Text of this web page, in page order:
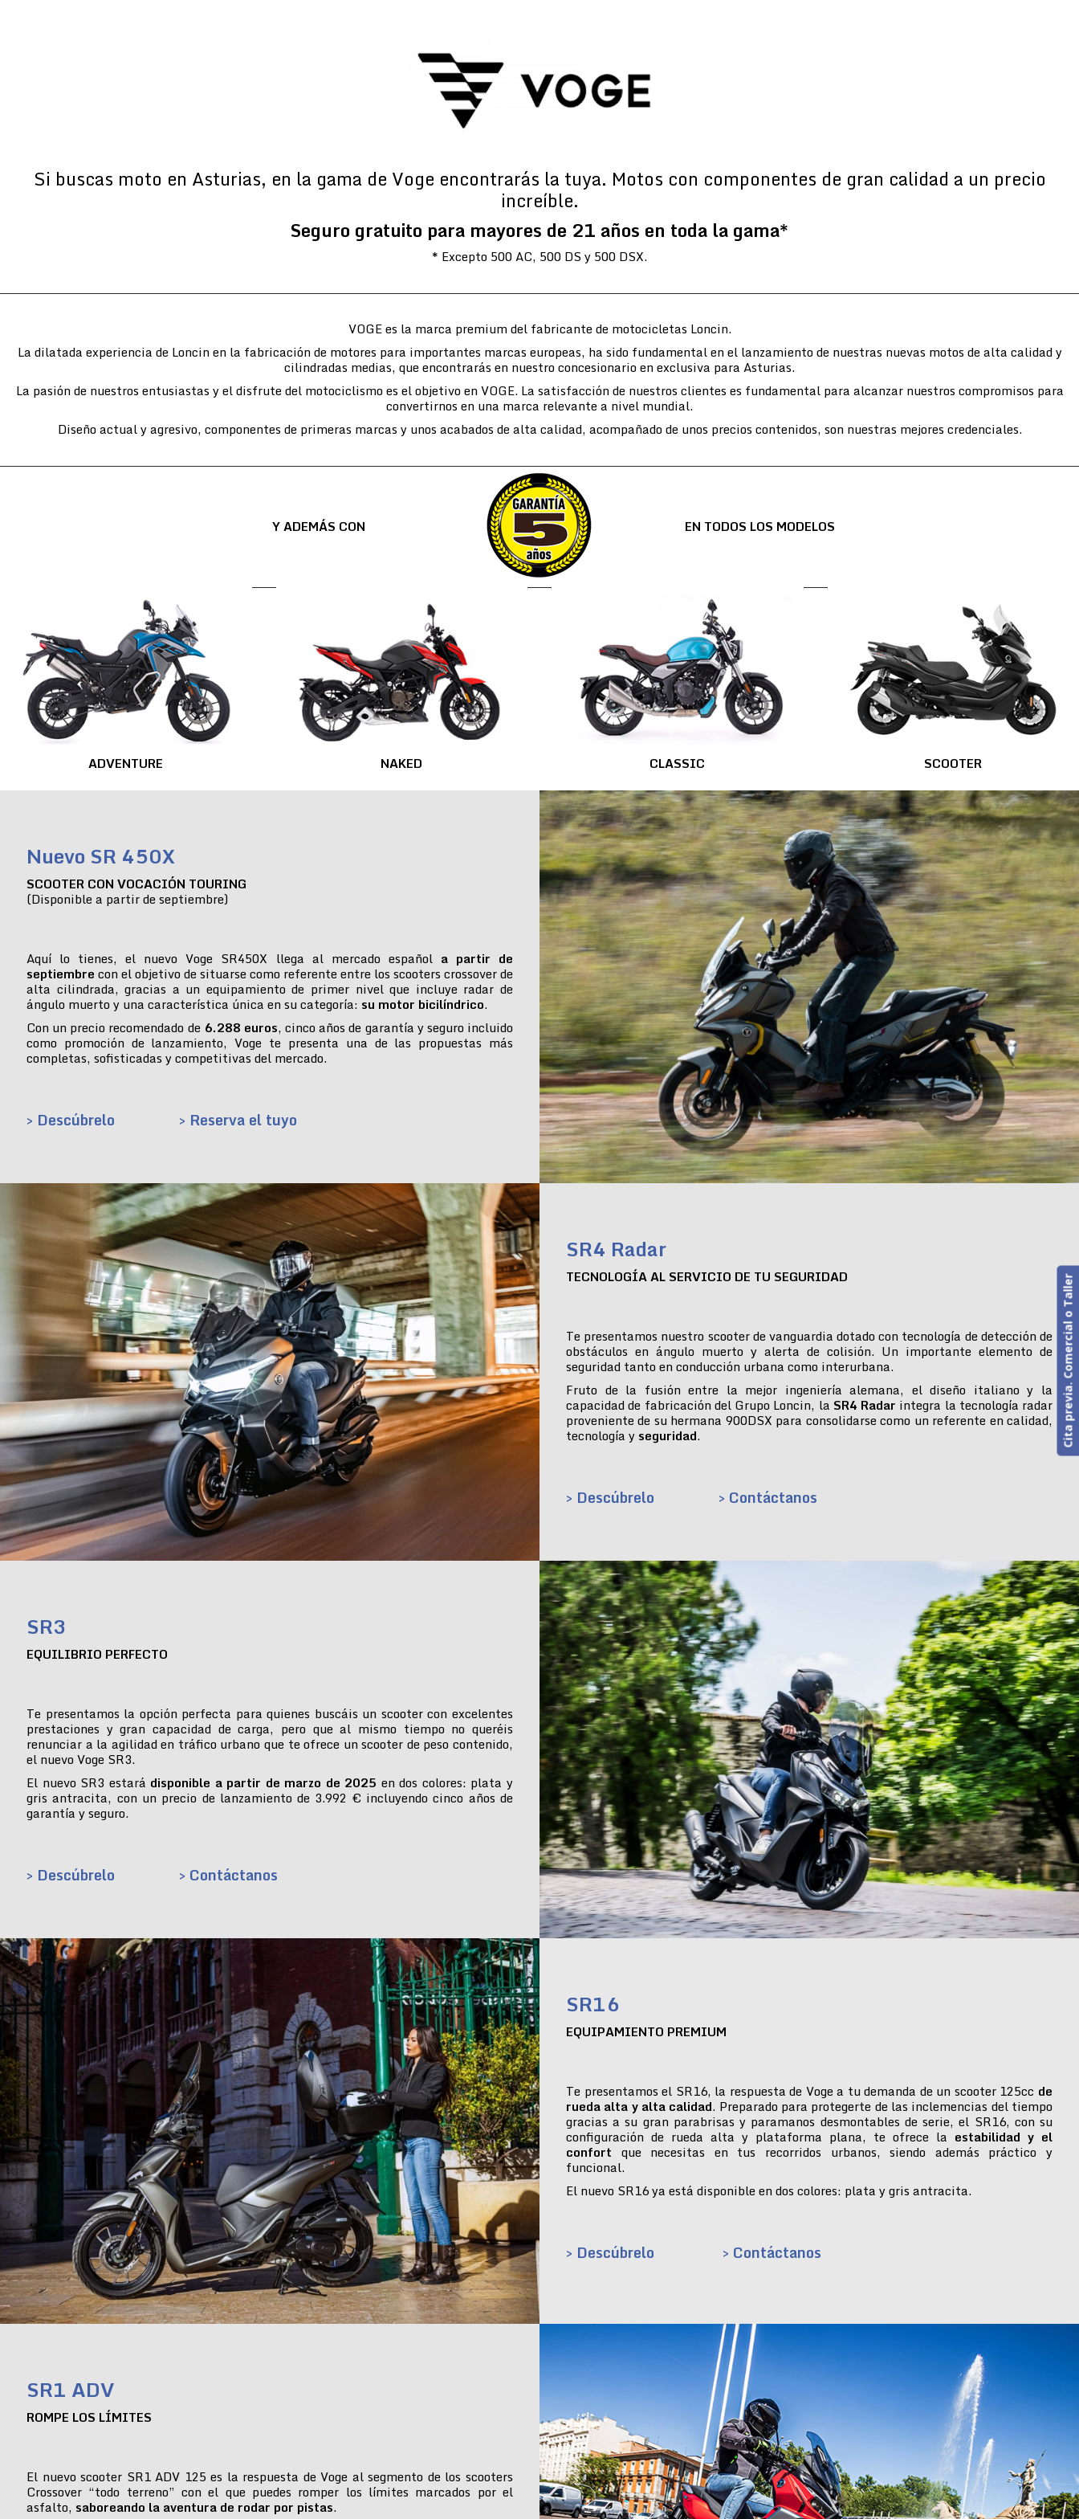
Si buscas moto en Asturias, en la gama de Voge encontrarás la tuya. Motos con componentes de gran calidad a un precio
increíble.
Seguro gratuito para mayores de 21 años en toda la gama*
* Excepto 500 AC, 500 DS y 500 DSX.
VOGE es la marca premium del fabricante de motocicletas Loncin.
La dilatada experiencia de Loncin en la fabricación de motores para importantes marcas europeas, ha sido fundamental en el lanzamiento de nuestras nuevas motos de alta calidad y
cilindradas medias, que encontrarás en nuestro concesionario en exclusiva para Asturias.
La pasión de nuestros entusiastas y el disfrute del motociclismo es el objetivo en VOGE. La satisfacción de nuestros clientes es fundamental para alcanzar nuestros compromisos para
convertirnos en una marca relevante a nivel mundial.
Diseño actual y agresivo, componentes de primeras marcas y unos acabados de alta calidad, acompañado de unos precios contenidos, son nuestras mejores credenciales.
Y ADEMÁS CON EN TODOS LOS MODELOS
ADVENTURE NAKED CLASSIC SCOOTER
Nuevo SR 450X
SCOOTER CON VOCACIÓN TOURING
(Disponible a partir de septiembre)
Aquí lo tienes, el nuevo Voge SR450X llega al mercado español a partir de
septiembre con el objetivo de situarse como referente entre los scooters crossover de
alta cilindrada, gracias a un equipamiento de primer nivel que incluye radar de
ángulo muerto y una característica única en su categoría: su motor bicilíndrico.
Con un precio recomendado de 6.288 euros, cinco años de garantía y seguro incluido
como promoción de lanzamiento, Voge te presenta una de las propuestas más
completas, sofisticadas y competitivas del mercado.
> Descúbrelo > Reserva el tuyo
SR4 Radar
TECNOLOGÍA AL SERVICIO DE TU SEGURIDAD
Te presentamos nuestro scooter de vanguardia dotado con tecnología de detección de
obstáculos en ángulo muerto y alerta de colisión. Un importante elemento de
seguridad tanto en conducción urbana como interurbana.
Fruto de la fusión entre la mejor ingeniería alemana, el diseño italiano y la
capacidad de fabricación del Grupo Loncin, la SR4 Radar integra la tecnología radar
proveniente de su hermana 900DSX para consolidarse como un referente en calidad,
tecnología y seguridad.
> Descúbrelo > Contáctanos
SR3
EQUILIBRIO PERFECTO
Te presentamos la opción perfecta para quienes buscáis un scooter con excelentes
prestaciones y gran capacidad de carga, pero que al mismo tiempo no queréis
renunciar a la agilidad en tráfico urbano que te ofrece un scooter de peso contenido,
el nuevo Voge SR3.
El nuevo SR3 estará disponible a partir de marzo de 2025 en dos colores: plata y
gris antracita, con un precio de lanzamiento de 3.992 € incluyendo cinco años de
garantía y seguro.
> Descúbrelo > Contáctanos
SR16
EQUIPAMIENTO PREMIUM
Te presentamos el SR16, la respuesta de Voge a tu demanda de un scooter 125cc de
rueda alta y alta calidad. Preparado para protegerte de las inclemencias del tiempo
gracias a su gran parabrisas y paramanos desmontables de serie, el SR16, con su
configuración de rueda alta y plataforma plana, te ofrece la estabilidad y el
confort que necesitas en tus recorridos urbanos, siendo además práctico y
funcional.
El nuevo SR16 ya está disponible en dos colores: plata y gris antracita.
> Descúbrelo > Contáctanos
SR1 ADV
ROMPE LOS LÍMITES
El nuevo scooter SR1 ADV 125 es la respuesta de Voge al segmento de los scooters
Crossover “todo terreno” con el que puedes romper los límites marcados por el
asfalto, saboreando la aventura de rodar por pistas.
Cita previa. Comercial o Taller